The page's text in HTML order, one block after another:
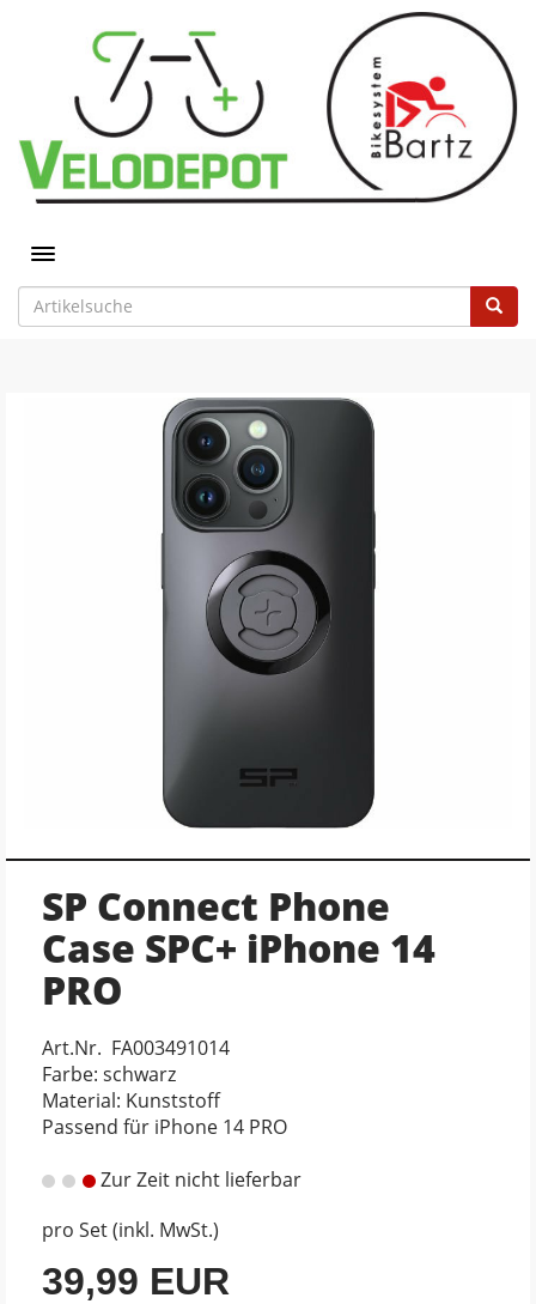
Toggle navigation
SP Connect Phone
Case SPC+ iPhone 14
PRO
Art.Nr. FA003491014
Farbe: schwarz
Material: Kunststoff
Passend für iPhone 14 PRO
Zur Zeit nicht lieferbar
pro Set (inkl. MwSt.)
39,99 EUR